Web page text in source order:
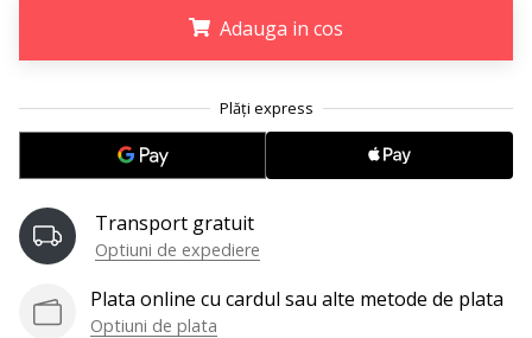
11. 8. 2022
2 min. de lectura
Ambasador
al
brandului
nostru
de
volei
Adauga in cos
Transport gratuit
Optiuni de expediere
Plata online cu cardul sau alte metode de plata
Optiuni de plata